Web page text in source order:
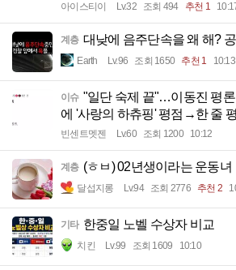
아이스티이 Lv.32 조회 494 추천 1
계층 대낮에 음주단속을 왜 해?
Earth Lv.96 조회 1650 추천 1 10:13
이슈 "일단 숙제 끝"…이동진 평론
에 '사랑의 하츄핑' 평점→한 줄
빈센트멧젠 Lv.60 조회 1200 10:12
계층 (ㅎㅂ) 02년생이라는 운동녀
달섭지롱 Lv.94 조회 2776 추천 2
기타 한중일 노벨 수상자 비교
치킨 Lv.99 조회 1609 10:10